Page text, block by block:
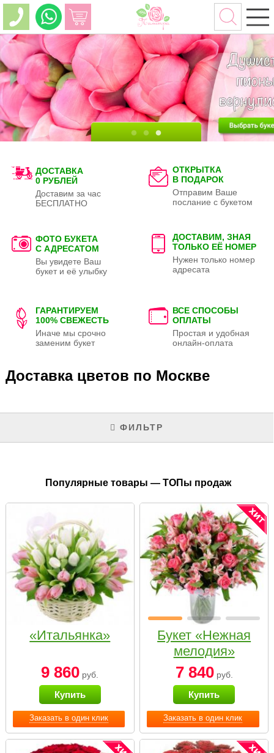
ДОСТАВКА
0 РУБЛЕЙ
Доставим за час
БЕСПЛАТНО
ОТКРЫТКА
В ПОДАРОК
Отправим Ваше
послание с букетом
ФОТО БУКЕТА
С АДРЕСАТОМ
Вы увидете Ваш
букет и её улыбку
ДОСТАВИМ, ЗНАЯ
ТОЛЬКО ЕЁ НОМЕР
Нужен только номер
адресата
ГАРАНТИРУЕМ
100% СВЕЖЕСТЬ
Иначе мы срочно
заменим букет
ВСЕ СПОСОБЫ
ОПЛАТЫ
Простая и удобная
онлайн-оплата
Доставка цветов по Москве
ФИЛЬТР
Популярные товары — ТОПы продаж
Заказать в один клик
«Итальянка»
9 860 руб.
Купить
Заказать в один клик
Букет «Нежная
мелодия»
7 840руб.
Купить